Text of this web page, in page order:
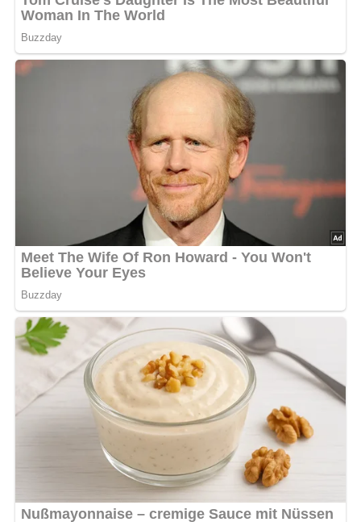
Tipps für Diabetiker:Achte auf die Zuckermenge und
wähle gegebenenfalls eine alternative Süße wie Stevia.
Beachte auch die Portionsgröße, um den
Blutzuckerspiegel stabil zu halten.
Mit diesem Grundteig für Backpulver- oder
Rührkuchen aus der DDR hast du eine solide Basis für
viele köstliche Kreationen. Ob Marmorkuchen,
Apfelkuchen oder Rosinenkuchen – hier sind der
Kreativität keine Grenzen gesetzt! Gönn dir ein Stück
Nostalgie und genieße diesen DDR-Klassiker in neuem
Pin mich!